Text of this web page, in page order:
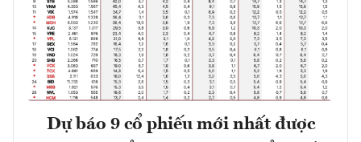
Dự báo 9 cổ phiếu mới nhất được